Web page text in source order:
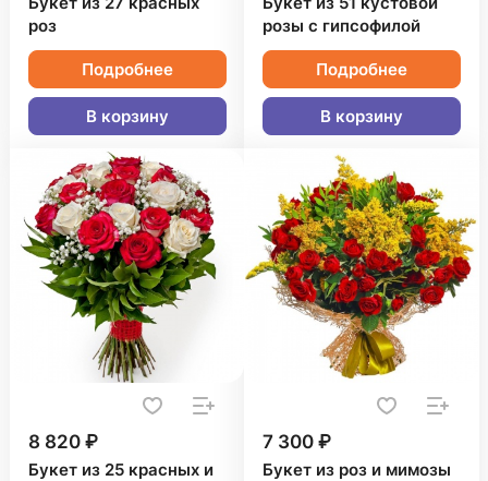
роз
Подробнее
В корзину
розы с гипсофилой
Подробнее
В корзину
8 820 ₽
Букет из 25 красных и
7 300 ₽
Букет из роз и мимозы